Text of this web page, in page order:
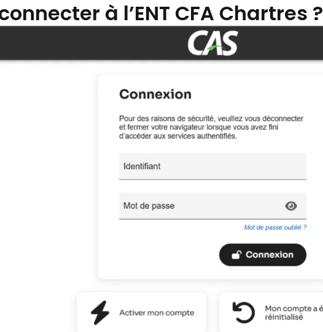
à l’ENT CFA Chartres ?